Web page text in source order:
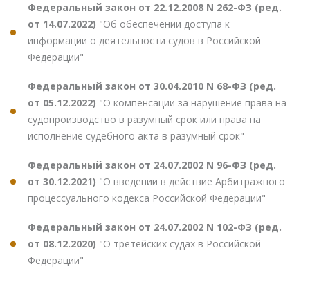
Федеральный закон от 22.12.2008 N 262-ФЗ (ред.
от 14.07.2022) "Об обеспечении доступа к
информации о деятельности судов в Российской
Федерации"
Федеральный закон от 30.04.2010 N 68-ФЗ (ред.
от 05.12.2022) "О компенсации за нарушение права на
судопроизводство в разумный срок или права на
исполнение судебного акта в разумный срок"
Федеральный закон от 24.07.2002 N 96-ФЗ (ред.
от 30.12.2021) "О введении в действие Арбитражного
процессуального кодекса Российской Федерации"
Федеральный закон от 24.07.2002 N 102-ФЗ (ред.
от 08.12.2020) "О третейских судах в Российской
Федерации"